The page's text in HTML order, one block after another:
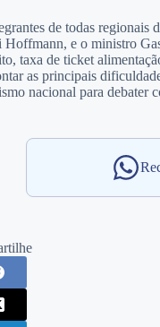
de todas
e o ministro
taxa de ticket
as principais
nacional para